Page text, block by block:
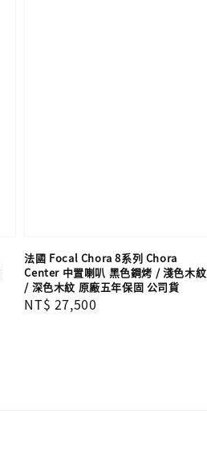
法國 Focal Chora 8系列 Chora
Center 中置喇叭 黑色鋼烤 / 淺色木紋
/ 深色木紋 原廠五年保固 公司貨
Regular
NT$ 27,500